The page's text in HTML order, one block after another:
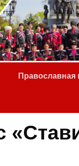
Православная